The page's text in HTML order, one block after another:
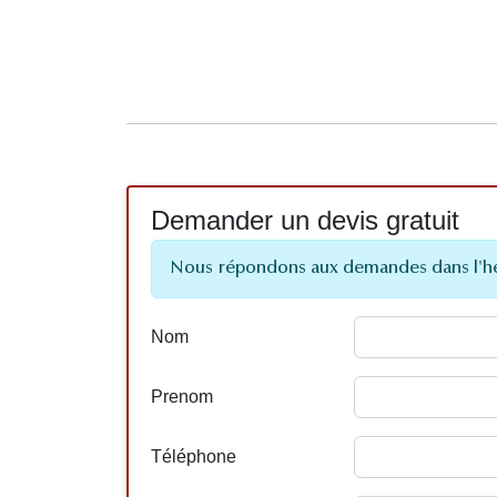
Demander un devis gratuit
Nous répondons aux demandes dans
Nom
Prenom
Téléphone